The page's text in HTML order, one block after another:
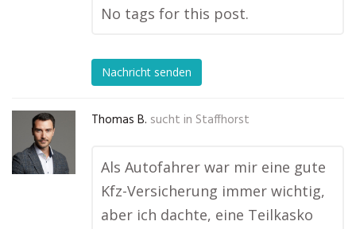
No tags for this post.
Nachricht senden
Thomas B. sucht in Staffhorst
Als Autofahrer war mir eine gute
Kfz-Versicherung immer wichtig,
aber ich dachte, eine Teilkasko